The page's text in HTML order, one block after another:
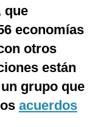
que
economías
otros
están
grupo que
acuerdos